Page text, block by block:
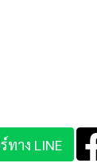
ทาง LINE